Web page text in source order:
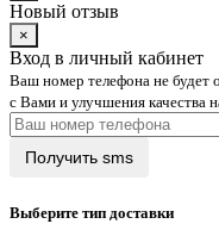
Новый отзыв
×
Вход в личный кабинет
Ваш номер телефона не будет
с Вами и улучшения качества
Выберите тип доставки